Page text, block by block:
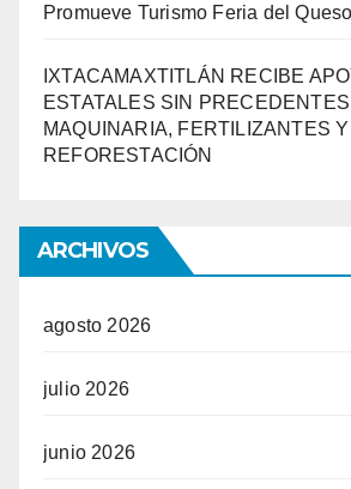
Promueve Turismo Feria del
IXTACAMAXTITLÁN RECIBE
ESTATALES SIN PRECEDENTES
MAQUINARIA, FERTILIZANTES Y
REFORESTACIÓN
ARCHIVOS
agosto 2026
julio 2026
junio 2026